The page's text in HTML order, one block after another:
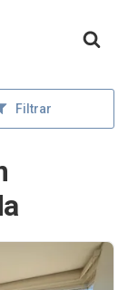
Filtrar